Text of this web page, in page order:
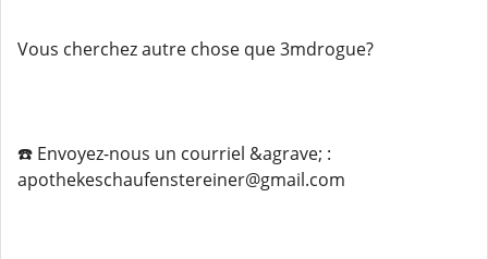
Vous cherchez autre chose que 3mdrogue?
☎️ Envoyez-nous un courriel &agrave; :
apothekeschaufenstereiner@gmail.com